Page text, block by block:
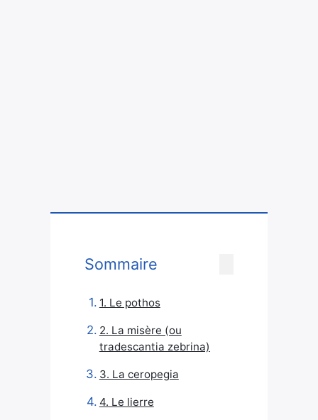
Sommaire
1. Le pothos
2. La misère (ou
tradescantia zebrina)
3. La ceropegia
4. Le lierre